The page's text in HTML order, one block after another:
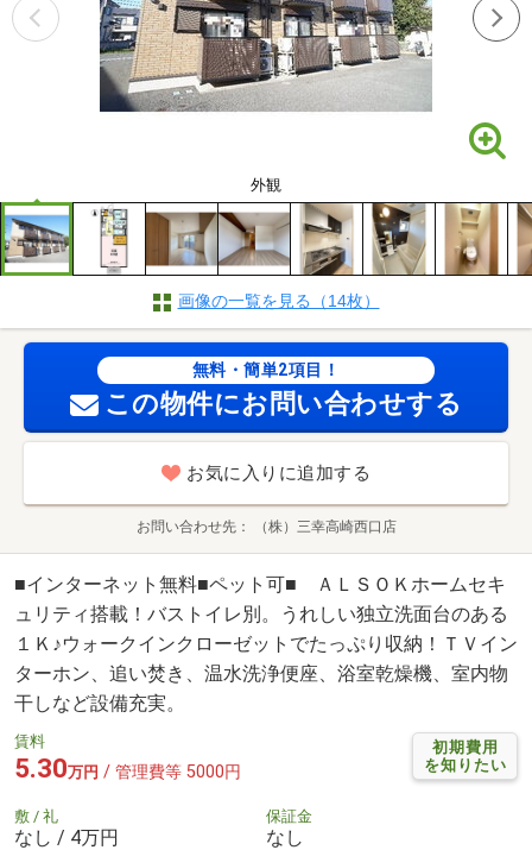
外観
画像の一覧を見る（14枚）
無料・簡単2項目！
この物件にお問い合わせする
お気に入りに追加する
お問い合わせ先 （株）三幸高崎西口店
■インターネット無料■ペット可■ ＡＬＳＯＫホームセキ
ュリティ搭載！バストイレ別。うれしい独立洗面台のある
１Ｋ♪ウォークインクローゼットでたっぷり収納！ＴＶイン
ターホン、追い焚き、温水洗浄便座、浴室乾燥機、室内物
干しなど設備充実。
初期費用
を知りたい
賃料
5.30万円 / 管理費等 5000円
敷 / 礼
なし / 4万円
保証金
なし